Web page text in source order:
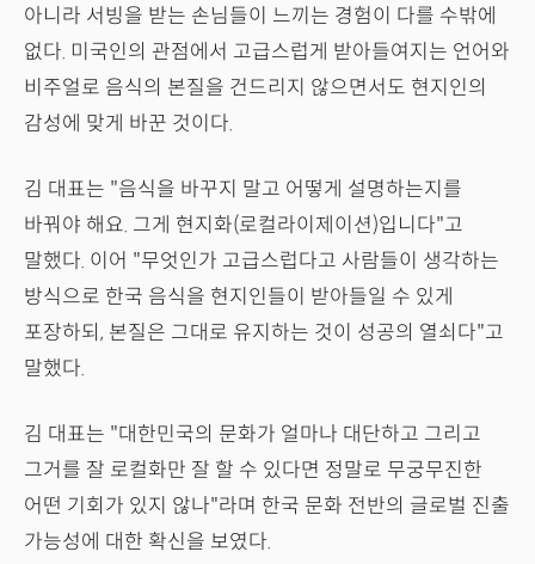
아니라 서빙을 받는 손님들이 느끼는 경험이 다를 수밖에
없다. 미국인의 관점에서 고급스럽게 받아들여지는 언어와
비주얼로 음식의 본질을 건드리지 않으면서도 현지인의
감성에 맞게 바꾼 것이다.
김 대표는 "음식을 바꾸지 말고 어떻게 설명하는지를
바꿔야 해요. 그게 현지화(로컬라이제이션)입니다"고
말했다. 이어 "무엇인가 고급스럽다고 사람들이 생각하는
방식으로 한국 음식을 현지인들이 받아들일 수 있게
포장하되, 본질은 그대로 유지하는 것이 성공의 열쇠다"고
말했다.
김 대표는 "대한민국의 문화가 얼마나 대단하고 그리고
그거를 잘 로컬화만 잘 할 수 있다면 정말로 무궁무진한
어떤 기회가 있지 않나"라며 한국 문화 전반의 글로벌 진출
가능성에 대한 확신을 보였다.